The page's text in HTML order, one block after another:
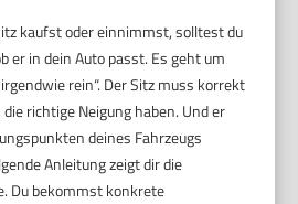
kaufst oder einnimmst, solltest du
er in dein Auto passt. Es geht um
rein“. Der Sitz muss korrekt
richtige Neigung haben. Und er
deines Fahrzeugs
Anleitung zeigt dir die
Du bekommst konkrete